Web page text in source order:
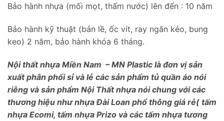
Bảo hành nhựa (mối mọt, thấm nước) lên đến : 10 năm
Bảo hành kỹ thuật (bản lề, ốc vít, ray ngăn kéo, bung
keo) 2 năm, bảo hành khóa 6 tháng.
Nội thất nhựa Miền Nam – MN Plastic là đơn vị sản
xuất phân phối sỉ và lẻ các sản phẩm tủ quần áo nói
riêng và sản phẩm Nội Thất nhựa nói chung với các
thương hiệu như nhựa Đài Loan phổ thông giá rẻ( tấm
nhựa Ecomi, tấm nhựa Prizo và các tấm nhựa tương